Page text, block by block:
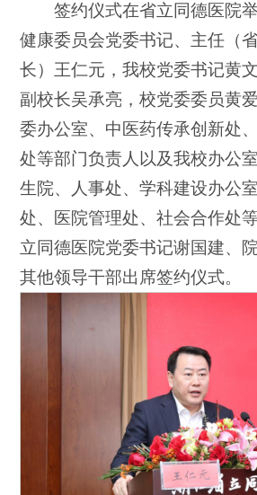
签约仪式在省立同德医院
健康委员会党委书记、主任（
长）王仁元，我校党委书记黄
副校长吴承亮，校党委委员黄
委办公室、中医药传承创新处
处等部门负责人以及我校办公
生院、人事处、学科建设办公
处、医院管理处、社会合作处
立同德医院党委书记谢国建、
其他领导干部出席签约仪式。